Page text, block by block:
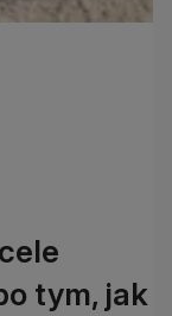
tym, jak